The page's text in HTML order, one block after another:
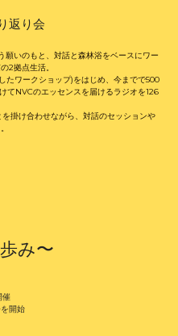
返り会
いのもと、対話と森林浴をベースにワー
2拠点生活。
たワークショップ)をはじめ、今までで500
てNVCのエッセンスを届けるラジオを126
掛け合わせながら、対話のセッションや
み〜
催
開始